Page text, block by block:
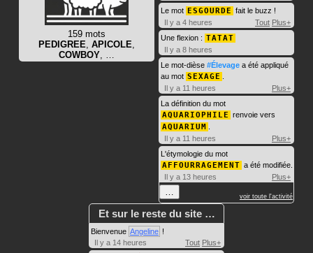
159 mots
PEDIGREE, APICOLE,
COWBOY, …
Le mot ESGOURDE fait le buzz !
Il y a 4 heures
Tout Plus+
Une flexion : TATAT
Il y a 8 heures
Le mot-dièse #Élevage a été appliqué
au mot SEXAGE
Il y a 11 heures
Plus+
La définition du mot
AQUARIOPHILE renvoie vers
AQUARIUM
Il y a 11 heures
Plus+
L'étymologie du mot
AFFOURRAGEMENT a été modifiée.
Il y a 13 heures
Plus+
… voir toute l'activité
Et sur le reste du site …
Bienvenue Angeline !
Il y a 14 heures
Tout Plus+